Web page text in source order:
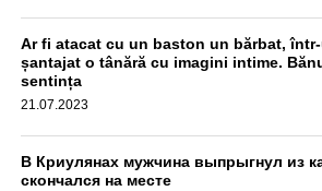
Ar fi atacat cu un baston un bărbat,
șantajat o tânără cu imagini intime.
sentința
21.07.2023
В Криулянах мужчина выпрыгнул из
скончался на месте